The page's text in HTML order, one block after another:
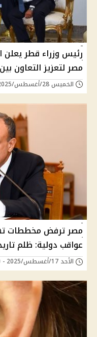
مصر لتعزيز التعاون
الخميس 28/أغسطس/2025 - 03:34 م
مصر ترفض مخططات
عواقب دولية: ظلم
الأحد 17/أغسطس/2025 - 03:20 م